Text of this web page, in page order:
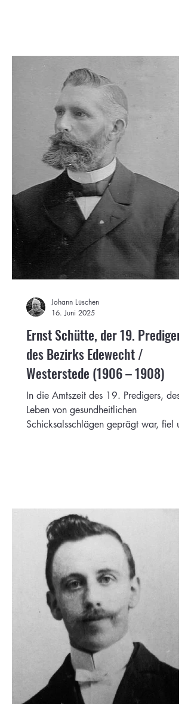
Ernst Schütte, der 19. Prediger
des Bezirks Edewecht /
Westerstede (1906 – 1908)
In die Amtszeit des 19. Predigers, dessen
Leben von gesundheitlichen
Schicksalsschlägen geprägt war, fiel u.
Johann Lüschen
16. Juni 2025